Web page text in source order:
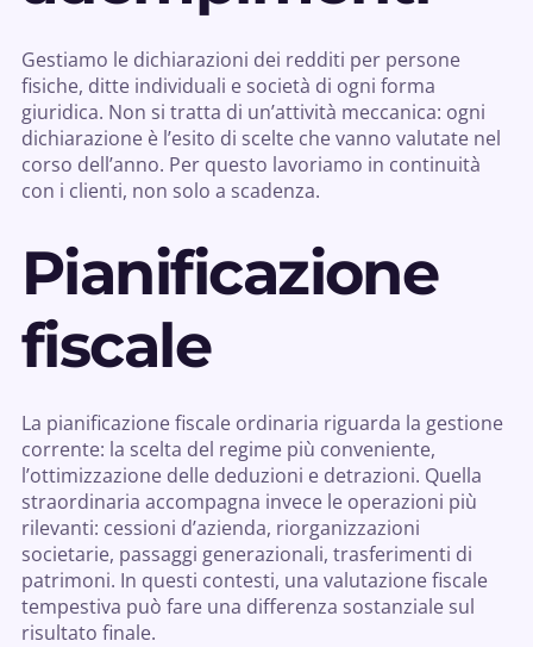
Gestiamo le dichiarazioni dei redditi per persone
fisiche, ditte individuali e società di ogni forma
giuridica. Non si tratta di un’attività meccanica: ogni
dichiarazione è l’esito di scelte che vanno valutate nel
corso dell’anno. Per questo lavoriamo in continuità
con i clienti, non solo a scadenza.
Pianificazione
fiscale
La pianificazione fiscale ordinaria riguarda la gestione
corrente: la scelta del regime più conveniente,
l’ottimizzazione delle deduzioni e detrazioni. Quella
straordinaria accompagna invece le operazioni più
rilevanti: cessioni d’azienda, riorganizzazioni
societarie, passaggi generazionali, trasferimenti di
patrimoni. In questi contesti, una valutazione fiscale
tempestiva può fare una differenza sostanziale sul
risultato finale.